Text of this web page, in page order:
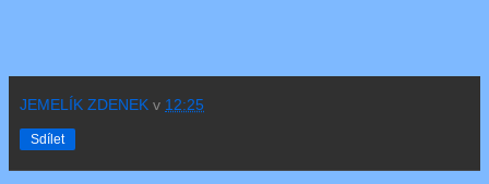
JEMELÍK ZDENEK v 12:25
Sdílet